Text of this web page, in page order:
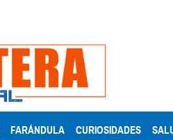
FARÁNDULA CURIOSIDADES